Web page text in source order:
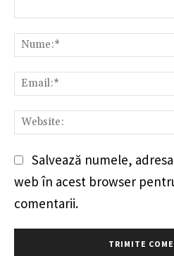
Salvează numele,
web în acest browser
comentarii.